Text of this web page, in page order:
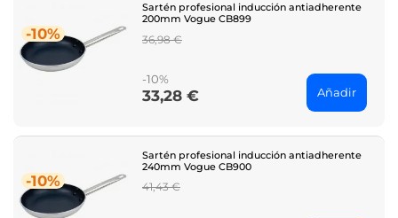
-10%
Sartén profesional inducción antiadherente
200mm Vogue CB899
Regular
36,98 €
-10%
Price
33,28 € Añadir
-10%
Sartén profesional inducción antiadherente
240mm Vogue CB900
Regular
41,43 €